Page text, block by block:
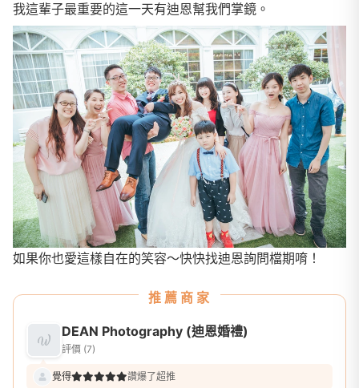
我這輩子最重要的這一天有迪恩幫我們掌鏡。
如果你也愛這樣自在的笑容～快快找迪恩詢問檔期唷！
推薦商家
DEAN Photography (迪恩婚禮)
評價 (7)
覺得 讚爆了超推